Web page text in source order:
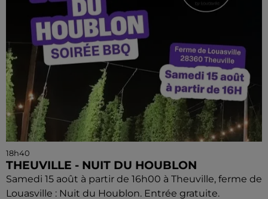
18h40
THEUVILLE - NUIT DU HOUBLON
Samedi 15 août à partir de 16h00 à Theuville, ferme de
Louasville : Nuit du Houblon. Entrée gratuite.